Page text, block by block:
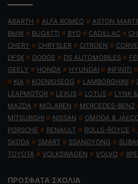
ABARTH # ALFA ROMEO # ASTON
BMW # BUGATTI # BYD # CADILLAC #
CHERY # CHRYSLER # CITROEN #
DFSK # DODGE # DS AUTOMOBILES #
GEELY # HONDA # HYUNDAI # INFINITI #
# KIA # KOENIGSEGG # LAMBORGHINI #
LEAPMOTOR # LEXUS # LOTUS # LYNK
MAZDA # MCLAREN # MERCEDES-BENZ
MITSUBISHI # NISSAN # OMODA &
PORSCHE # RENAULT # ROLLS-ROYCE #
SKODA # SMART # SSANGYONG #
TOYOTA # VOLKSWAGEN # VOLVO #
ΠΡΟΣΦΑΤΑ ΣΧΟΛΙΑ